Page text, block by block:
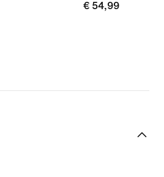
€ 54,99
€ 54,99